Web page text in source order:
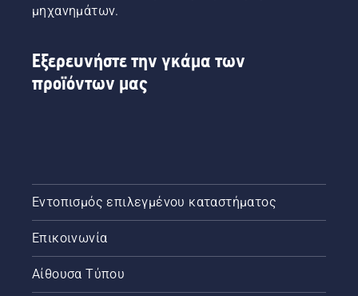
μηχανημάτων.
Εξερευνήστε την γκάμα των
προϊόντων μας
Εντοπισμός επιλεγμένου καταστήματος
Επικοινωνία
Αίθουσα Τύπου